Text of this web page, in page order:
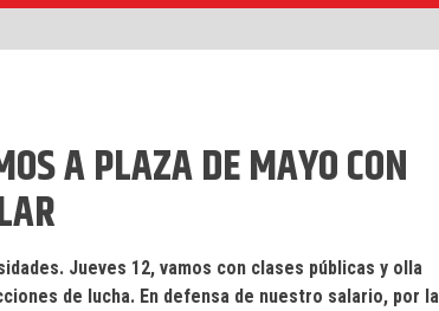
A PLAZA DE MAYO CON
Jueves 12, vamos con clases públicas y olla
de lucha. En defensa de nuestro salario, por la